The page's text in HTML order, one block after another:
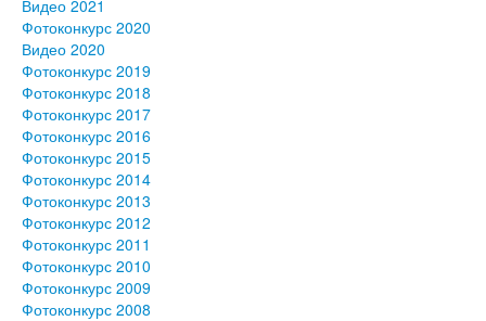
Видео 2021
Фотоконкурс 2020
Видео 2020
Фотоконкурс 2019
Фотоконкурс 2018
Фотоконкурс 2017
Фотоконкурс 2016
Фотоконкурс 2015
Фотоконкурс 2014
Фотоконкурс 2013
Фотоконкурс 2012
Фотоконкурс 2011
Фотоконкурс 2010
Фотоконкурс 2009
Фотоконкурс 2008